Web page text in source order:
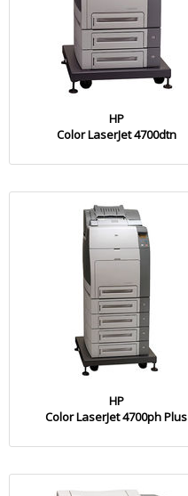
HP
Color LaserJet 4700dtn
HP
Color LaserJet 4700ph Plus